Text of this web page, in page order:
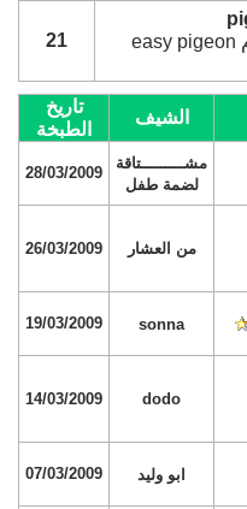
طريقة عمل وصفات طبخ الحمام easy pigeon
21
الشيف
تاريخ
الطبخة
مشـــــــــتاقة
لضمة طفل
28/03/2009
من العشار 26/03/2009
sonna
19/03/2009
dodo
14/03/2009
ابو وليد 07/03/2009